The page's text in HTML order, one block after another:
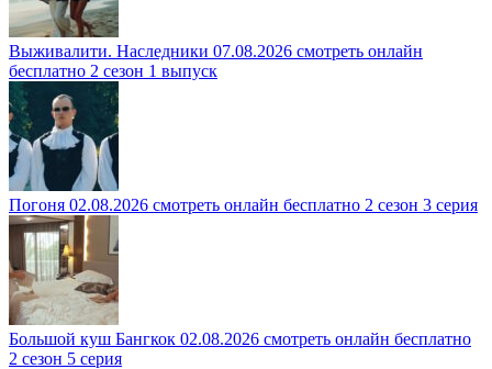
Выживалити. Наследники 07.08.2026 смотреть онлайн
бесплатно 2 сезон 1 выпуск
Погоня 02.08.2026 смотреть онлайн бесплатно 2 сезон 3 серия
Большой куш Бангкок 02.08.2026 смотреть онлайн бесплатно
2 сезон 5 серия